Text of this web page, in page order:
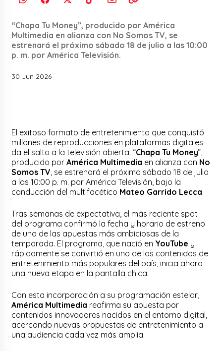
“Chapa Tu Money”, producido por América
Multimedia en alianza con No Somos TV, se
estrenará el próximo sábado 18 de julio a las 10:00
p. m. por América Televisión.
30 Jun 2026
El exitoso formato de entretenimiento que conquistó
millones de reproducciones en plataformas digitales
da el salto a la televisión abierta. “Chapa Tu Money”,
producido porAmérica Multimedia en alianza con No
Somos TV, se estrenará el próximo sábado 18 de julio
a las 10:00 p. m. por América Televisión, bajo la
conducción del multifacético Mateo Garrido Lecca.
Tras semanas de expectativa, el más reciente spot
del programa confirmó la fecha y horario de estreno
de una de las apuestas más ambiciosas de la
temporada. El programa, que nació en YouTube y
rápidamente se convirtió en uno de los contenidos de
entretenimiento más populares del país, inicia ahora
una nueva etapa en la pantalla chica.
Con esta incorporación a su programación estelar,
América Multimedia reafirma su apuesta por
contenidos innovadores nacidos en el entorno digital,
acercando nuevas propuestas de entretenimiento a
una audiencia cada vez más amplia.